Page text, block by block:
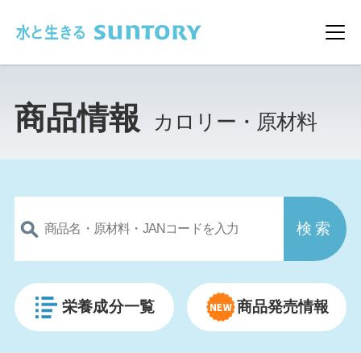
メ
商品情報 カロリー・原材料
栄養成分一覧 商品発売情報